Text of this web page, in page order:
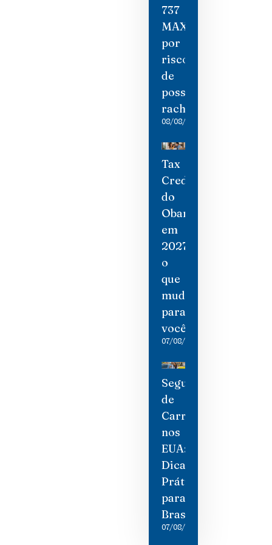
737
MAX
por
risco
de
possíveis
rachaduras
08/08/2026
Tax
Credit
do
Obamacare
em
2027:
o
que
mudou
para
você
07/08/2026
Seguro
de
Carro
nos
EUA:
Dicas
Práticas
para
Brasileiros
07/08/2026